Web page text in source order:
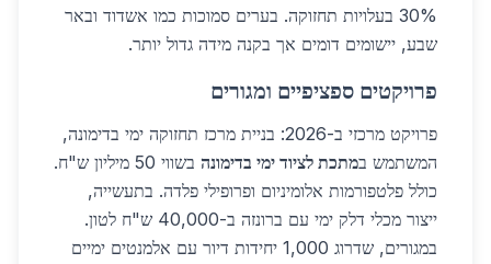
30% בעלויות תחזוקה. בערים סמוכות כמו אשדוד ובאר
שבע, יישומים דומים אך בקנה מידה גדול יותר.
פרויקטים ספציפיים ומגורים
פרויקט מרכזי ב-2026: בניית מרכז תחזוקה ימי בדימונה,
המשתמש במתכת לציוד ימי בדימונה
בשווי 50 מיליון ש"ח.
כולל פלטפורמות אלומיניום ופרופילי פלדה. בתעשייה,
ייצור מכלי דלק ימי עם ברונזה ב-40,000 ש"ח לטון.
במגורים, שדרוג 1,000 יחידות דיור עם אלמנטים ימיים